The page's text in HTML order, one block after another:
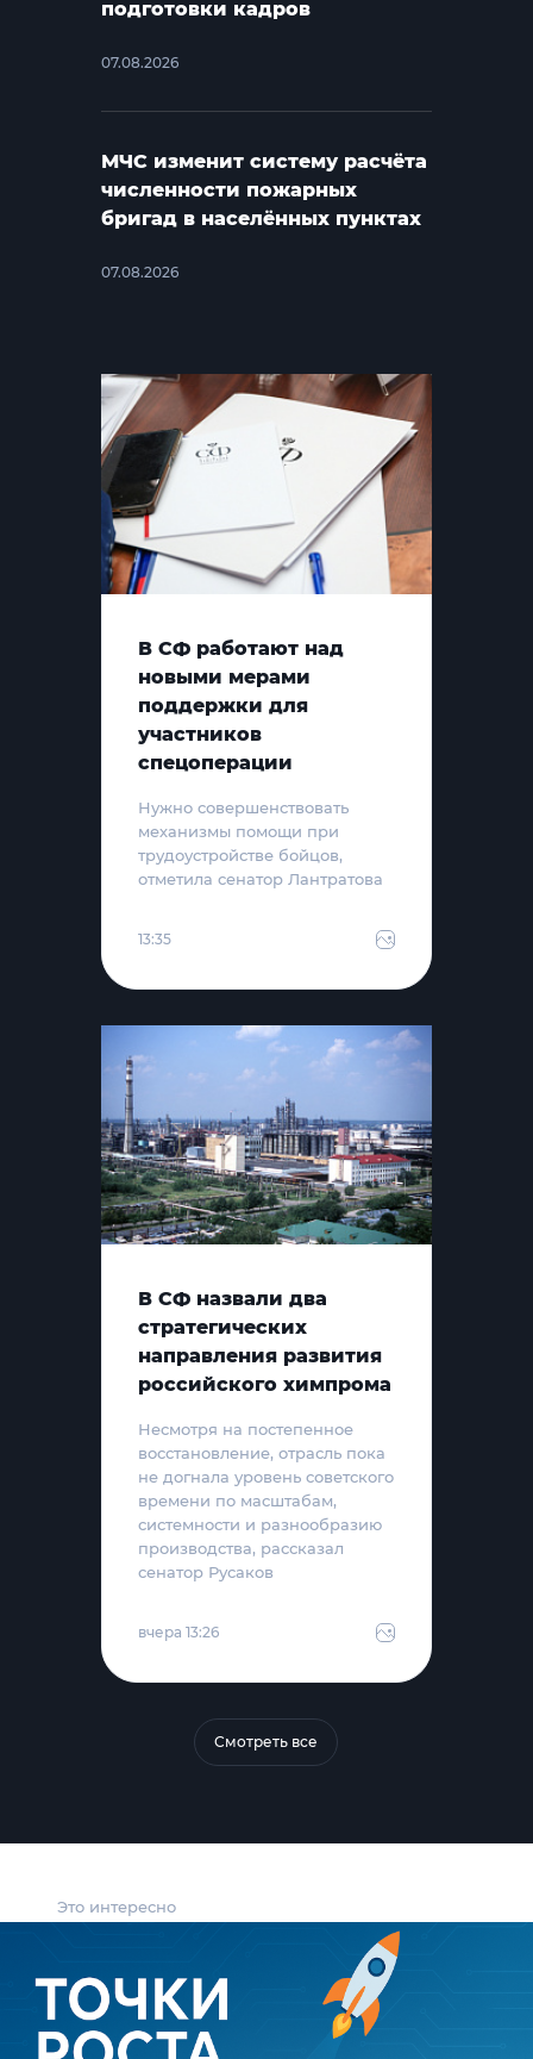
Это интересно
подготовки кадров
07.08.2026
МЧС изменит систему расчёта
численности пожарных
бригад в населённых пунктах
07.08.2026
В СФ работают над
новыми мерами
поддержки для
участников
спецоперации
Нужно совершенствовать
механизмы помощи при
трудоустройстве бойцов,
отметила сенатор Лантратова
13:35
В СФ назвали два
стратегических
направления развития
российского химпрома
Несмотря на постепенное
восстановление, отрасль пока
не догнала уровень советского
времени по масштабам,
системности и разнообразию
производства, рассказал
сенатор Русаков
вчера 13:26
Смотреть все